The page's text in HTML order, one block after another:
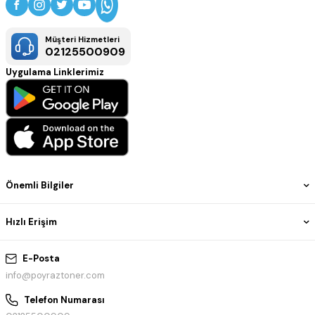
E-Posta
info@poyraztoner.com
Telefon Numarası
Önemli Bilgiler
Hızlı Erişim
Müşteri Hizmetleri
02125500909
Uygulama Linklerimiz